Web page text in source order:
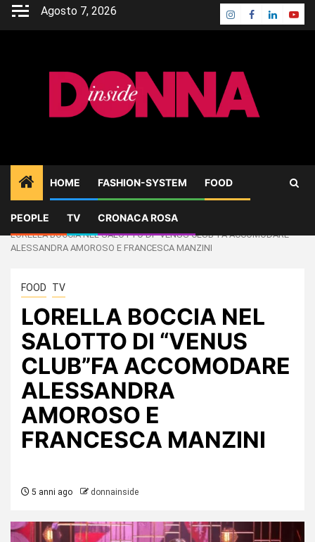
Skip
Agosto 7, 2026 Instagram
Facebook
Linkedin
HOME FASHION-SYSTEM FOOD
PEOPLE TV CRONACA ROSA
Home
FOOD
LORELLA BOCCIA NEL SALOTTO DI “VENUS CLUB”FA ACCOMODARE
ALESSANDRA AMOROSO E FRANCESCA MANZINI
FOOD TV
LORELLA BOCCIA NEL
SALOTTO DI “VENUS
CLUB”FA ACCOMODARE
ALESSANDRA
AMOROSO E
FRANCESCA MANZINI
5 anni ago donnainside